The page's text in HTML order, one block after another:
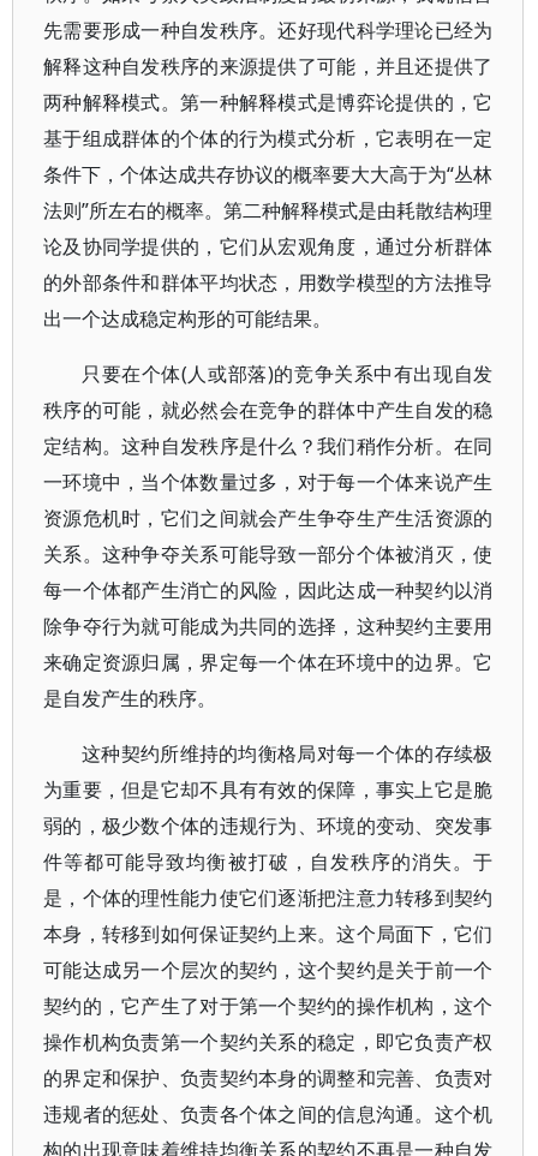
先需要形成一种自发秩序。还好现代科学理论已经为
解释这种自发秩序的来源提供了可能，并且还提供了
两种解释模式。第一种解释模式是博弈论提供的，它
基于组成群体的个体的行为模式分析，它表明在一定
条件下，个体达成共存协议的概率要大大高于为“丛林
法则”所左右的概率。第二种解释模式是由耗散结构理
论及协同学提供的，它们从宏观角度，通过分析群体
的外部条件和群体平均状态，用数学模型的方法推导
出一个达成稳定构形的可能结果。
只要在个体(人或部落)的竞争关系中有出现自发
秩序的可能，就必然会在竞争的群体中产生自发的稳
定结构。这种自发秩序是什么？我们稍作分析。在同
一环境中，当个体数量过多，对于每一个体来说产生
资源危机时，它们之间就会产生争夺生产生活资源的
关系。这种争夺关系可能导致一部分个体被消灭，使
每一个体都产生消亡的风险，因此达成一种契约以消
除争夺行为就可能成为共同的选择，这种契约主要用
来确定资源归属，界定每一个体在环境中的边界。它
是自发产生的秩序。
这种契约所维持的均衡格局对每一个体的存续极
为重要，但是它却不具有有效的保障，事实上它是脆
弱的，极少数个体的违规行为、环境的变动、突发事
件等都可能导致均衡被打破，自发秩序的消失。于
是，个体的理性能力使它们逐渐把注意力转移到契约
本身，转移到如何保证契约上来。这个局面下，它们
可能达成另一个层次的契约，这个契约是关于前一个
契约的，它产生了对于第一个契约的操作机构，这个
操作机构负责第一个契约关系的稳定，即它负责产权
的界定和保护、负责契约本身的调整和完善、负责对
违规者的惩处、负责各个体之间的信息沟通。这个机
构的出现意味着维持均衡关系的契约不再是一种自发